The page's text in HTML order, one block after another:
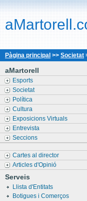
Pàgina principal >> Societat
aMartorell
Esports
Societat
Política
Cultura
Exposicions Virtuals
Entrevista
Seccions
Cartes al director
Articles d'Opinió
Serveis
Llista d'Entitats
Botigues i Comerços